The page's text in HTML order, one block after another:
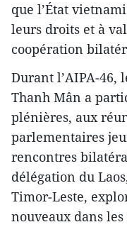
que l’État
leurs droits et à
coopération
Durant l’AIPA‑46,
Thanh Mân a
plénières, aux
parlementaires
rencontres
délégation du
Timor‑Leste,
nouveaux dans